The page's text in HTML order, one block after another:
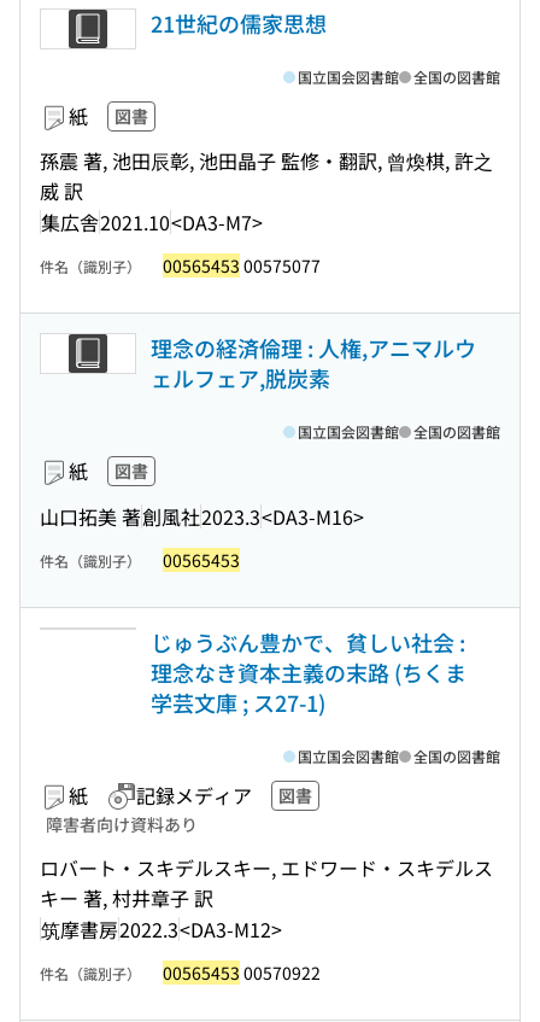
21世紀の儒家思想
紙 図書
孫震 著, 池田辰彰, 池田晶子 監修・翻訳, 曾煥棋, 許之
威 訳
集広舎2021.10<DA3-M7>
国立国会図書館 全国の図書館
件名（識別子） 00565453 00575077
理念の経済倫理 : 人権,アニマルウ
ェルフェア,脱炭素
紙 図書
山口拓美 著創風社2023.3<DA3-M16>
国立国会図書館 全国の図書館
件名（識別子） 00565453
じゅうぶん豊かで、貧しい社会 :
理念なき資本主義の末路 (ちくま
学芸文庫 ; ス27-1)
紙 記録メディア
図書
障害者向け資料あり
ロバート・スキデルスキー, エドワード・スキデルス
キー 著, 村井章子 訳
筑摩書房2022.3<DA3-M12>
国立国会図書館 全国の図書館
件名（識別子） 00565453 00570922